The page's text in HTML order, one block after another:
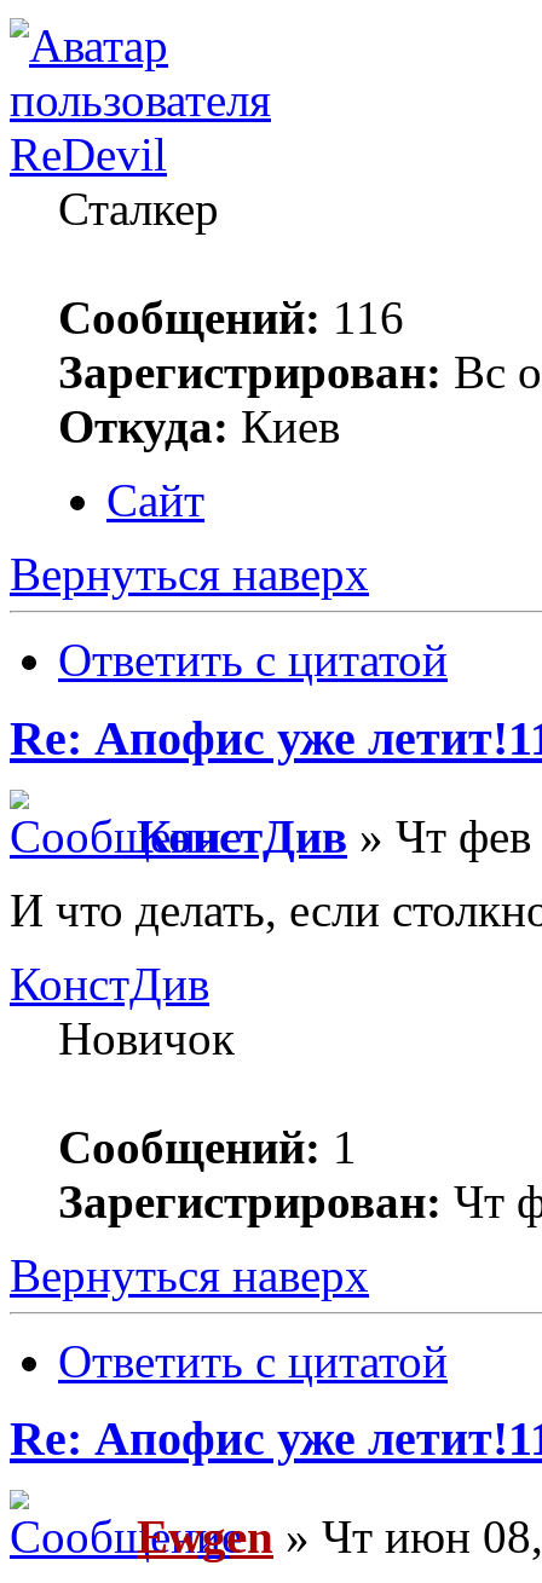
ReDevil
Сталкер
Сообщений: 116
Зарегистрирован: Вс
Откуда: Киев
Сайт
Вернуться наверх
Ответить с цитатой
Re: Апофис уже
КонстДив » Чт
И что делать, если
КонстДив
Новичок
Сообщений: 1
Зарегистрирован: Чт
Вернуться наверх
Ответить с цитатой
Re: Апофис уже
Ewgen » Чт июн